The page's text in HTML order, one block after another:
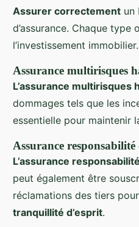
Assurer correctement un
d’assurance. Chaque
l’investissement immobilier.
Assurance multirisques
L’assurance multirisques
dommages tels que les
essentielle pour maintenir
Assurance responsabilité
L’assurance
peut également être
réclamations des tiers
tranquillité d’esprit.